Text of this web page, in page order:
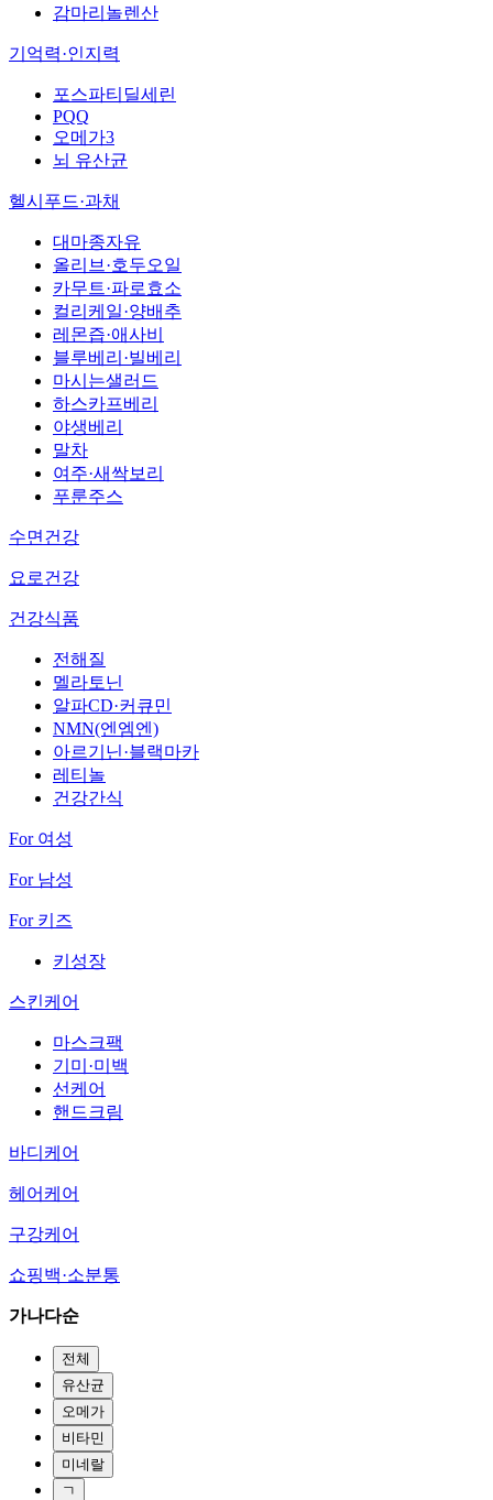
감마리놀렌산
기억력·인지력
포스파티딜세린
PQQ
오메가3
뇌 유산균
헬시푸드·과채
대마종자유
올리브·호두오일
카무트·파로효소
컬리케일·양배추
레몬즙·애사비
블루베리·빌베리
마시는샐러드
하스카프베리
야생베리
말차
여주·새싹보리
푸룬주스
수면건강
요로건강
건강식품
전해질
멜라토닌
알파CD·커큐민
NMN(엔엠엔)
아르기닌·블랙마카
레티놀
건강간식
For 여성
For 남성
For 키즈
키성장
스킨케어
마스크팩
기미·미백
선케어
핸드크림
바디케어
헤어케어
구강케어
쇼핑백·소분통
가나다순
전체
유산균
오메가
비타민
미네랄
ㄱ